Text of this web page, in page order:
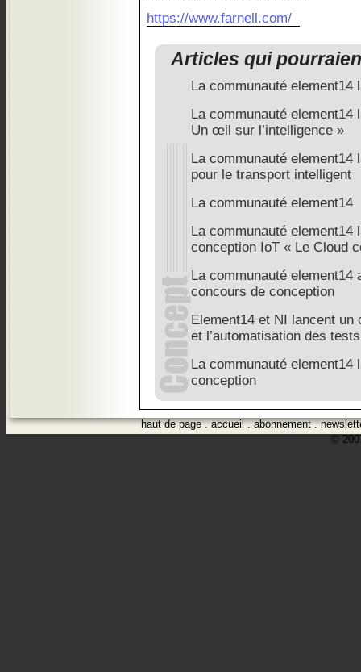
https://www.farnell.com/
Articles qui
La communauté element14
La communauté element14
Un œil sur l’intelligence »
La communauté element14
pour le transport intelligent
La communauté element14
La communauté element14
conception IoT « Le Cloud
La communauté element14
concours de conception
Element14 et NI lancent
et l’automatisation des tests
La communauté element14
conception
haut de page.accueil.abonnement.
©